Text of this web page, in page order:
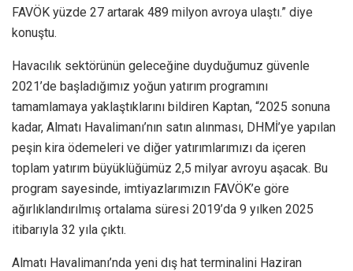
FAVÖK yüzde 27 artarak 489 milyon avroya ulaştı.” diye
konuştu.
Havacılık sektörünün geleceğine duyduğumuz güvenle
2021’de başladığımız yoğun yatırım programını
tamamlamaya yaklaştıklarını bildiren Kaptan, “2025 sonuna
kadar, Almatı Havalimanı’nın satın alınması, DHMİ’ye yapılan
peşin kira ödemeleri ve diğer yatırımlarımızı da içeren
toplam yatırım büyüklüğümüz 2,5 milyar avroyu aşacak. Bu
program sayesinde, imtiyazlarımızın FAVÖK’e göre
ağırlıklandırılmış ortalama süresi 2019’da 9 yılken 2025
itibarıyla 32 yıla çıktı.
Almatı Havalimanı’nda yeni dış hat terminalini Haziran